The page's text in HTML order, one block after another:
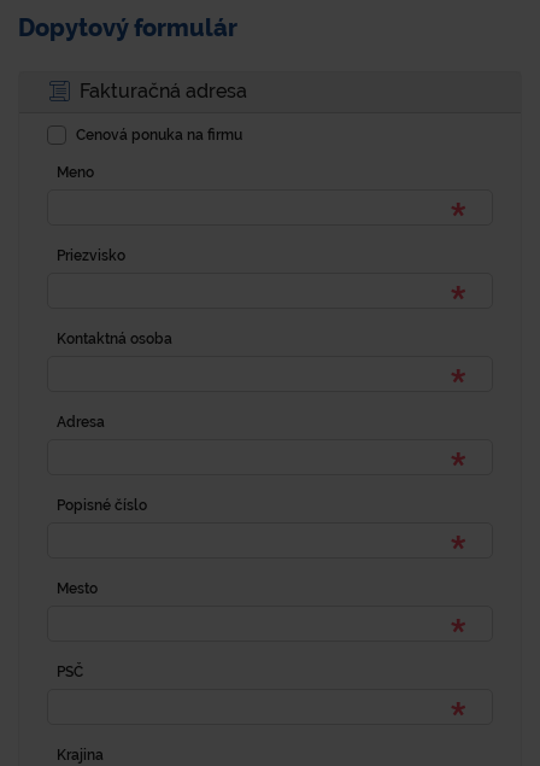
Dopytový formulár
Fakturačná adresa
Cenová ponuka na firmu
Meno
Priezvisko
Kontaktná osoba
Adresa
Popisné číslo
Mesto
PSČ
Krajina